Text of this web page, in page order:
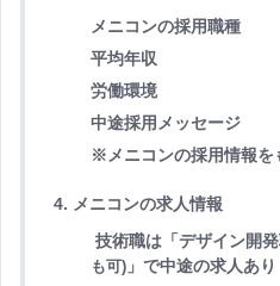
メニコンの採用職種
平均年収
労働環境
中途採用メッセージ
※メニコンの採用情報
4. メニコンの求人情報
技術職は「デザイン開
も可)」で中途の求人あり